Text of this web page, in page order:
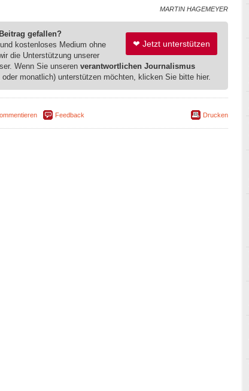
MARTIN HAGEMEYER
❤ Jetzt unterstützen
gefallen?
kostenloses Medium ohne
die Unterstützung unserer
Wenn Sie unseren verantwortlichen Journalismus
monatlich) unterstützen möchten, klicken Sie bitte hier.
Feedback Drucken